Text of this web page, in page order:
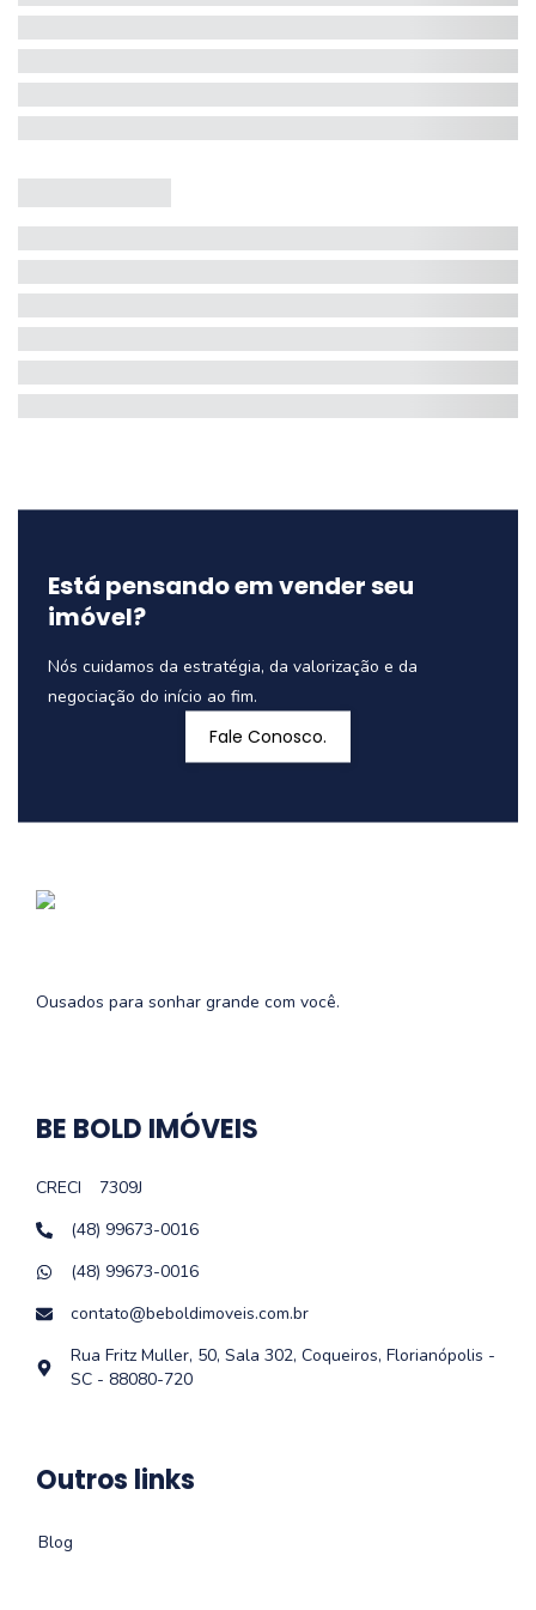
Está pensando em vender seu
imóvel?
Nós cuidamos da estratégia, da valorização e da
negociação do início ao fim.
Fale Conosco.
Ousados para sonhar grande com você.
BE BOLD IMÓVEIS
CRECI
7309J
(48) 99673-0016
(48) 99673-0016
contato@beboldimoveis.com.br
Rua Fritz Muller, 50, Sala 302, Coqueiros, Florianópolis -
SC - 88080-720
Outros links
Blog